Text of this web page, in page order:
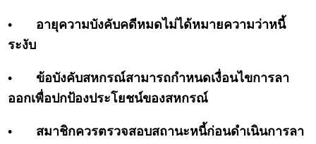
•
อายุความบังคับคดีหมดไม่ได้หมายความว่าหนี้
ระงับ
•
ข้อบังคับสหกรณ์สามารถกำหนดเงื่อนไขการลา
ออกเพื่อปกป้องประโยชน์ของสหกรณ์
•
สมาชิกควรตรวจสอบสถานะหนี้ก่อนดำเนินการลา